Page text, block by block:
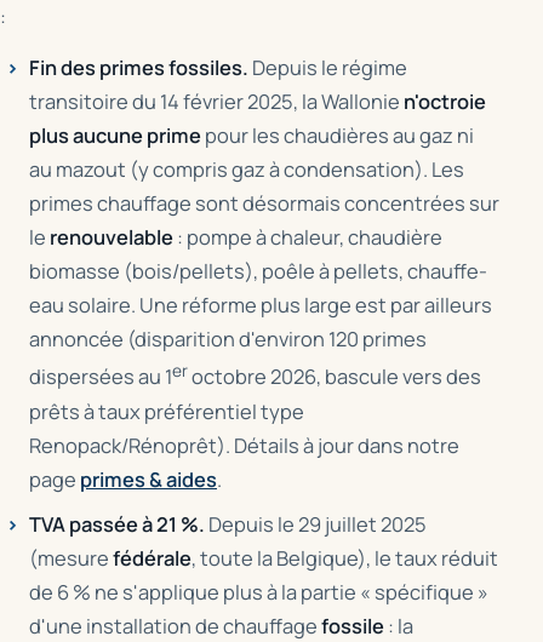
:
Fin des primes fossiles. Depuis le régime
transitoire du 14 février 2025, la Wallonie n'octroie
plus aucune primepour les chaudières au gaz ni
au mazout (y compris gaz à condensation). Les
primes chauffage sont désormais concentrées sur
le renouvelable: pompe à chaleur, chaudière
biomasse (bois/pellets), poêle à pellets, chauffe-
eau solaire. Une réforme plus large est par ailleurs
annoncée (disparition d'environ 120 primes
dispersées au 1eroctobre 2026, bascule vers des
prêts à taux préférentiel type
Renopack/Rénoprêt). Détails à jour dans notre
page primes & aides.
TVA passée à 21 %. Depuis le 29 juillet 2025
(mesurefédérale, toute la Belgique), le taux réduit
de 6 % ne s'applique plus à la partie « spécifique »
d'une installation de chauffagefossile: la